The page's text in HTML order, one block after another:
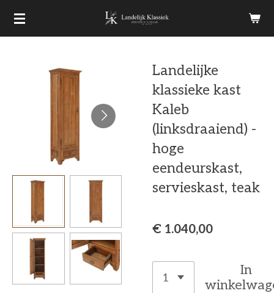
Ga
direct
Landelijke
klassieke kast
Kaleb
(linksdraaiend) -
hoge
eendeurskast,
servieskast, teak
€ 1.040,00
In